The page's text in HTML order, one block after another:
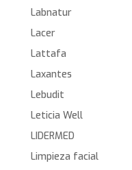
Labnatur
Lacer
Lattafa
Laxantes
Lebudit
Leticia Well
LIDERMED
Limpieza facial